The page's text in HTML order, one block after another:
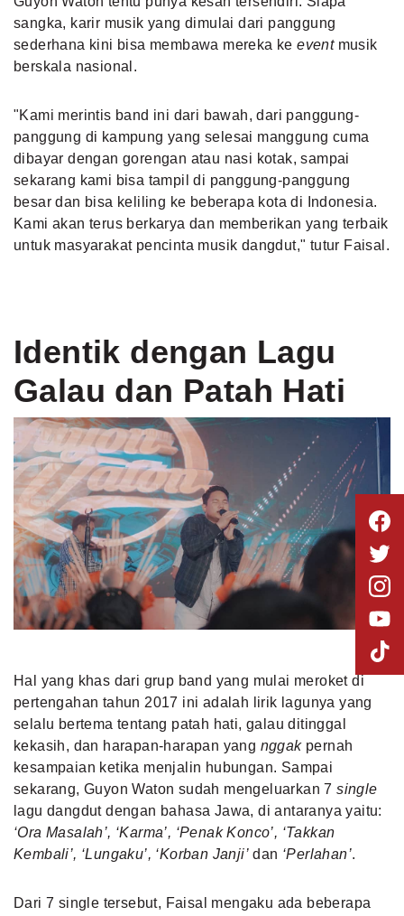
sangka, karir musik yang dimulai dari panggung
sederhana kini bisa membawa mereka keevent musik
berskala nasional.
"Kami merintis band ini dari bawah, dari panggung-
panggung di kampung yang selesai manggung cuma
dibayar dengan gorengan atau nasi kotak, sampai
sekarang kami bisa tampil di panggung-panggung
besar dan bisa keliling ke beberapa kota di Indonesia.
Kami akan terus berkarya dan memberikan yang terbaik
untuk masyarakat pencinta musik dangdut," tutur Faisal.
Identik dengan Lagu
Galau dan Patah Hati
Hal yang khas dari grup band yang mulai meroket di
pertengahan tahun 2017 ini adalah lirik lagunya yang
selalu bertema tentang patah hati, galau ditinggal
kekasih, dan harapan-harapan yang nggakpernah
kesampaian ketika menjalin hubungan. Sampai
sekarang, Guyon Waton sudah mengeluarkan 7single
lagu dangdut dengan bahasa Jawa, di antaranya yaitu:
‘Ora Masalah’, ‘Karma’, ‘Penak Konco’, ‘Takkan
Kembali’, ‘Lungaku’, ‘Korban Janji’ dan ‘Perlahan’.
Dari 7 single tersebut, Faisal mengaku ada beberapa